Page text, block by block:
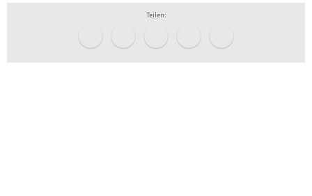
Teilen: